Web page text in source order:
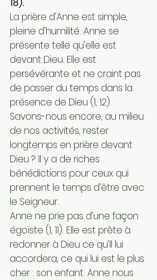
18).
La prière d’Anne est simple,
pleine d’humilité. Anne se
présente telle qu’elle est
devant Dieu. Elle est
persévérante et ne craint pas
de passer du temps dans la
présence de Dieu (1, 12).
Savons-nous encore, au milieu
de nos activités, rester
longtemps en prière devant
Dieu ? Il y a de riches
bénédictions pour ceux qui
prennent le temps d’être avec
le Seigneur.
Anne ne prie pas d’une façon
égoïste (1, 11). Elle est prête à
redonner à Dieu ce qu’Il lui
accordera, ce qui lui est le plus
cher : son enfant. Anne nous